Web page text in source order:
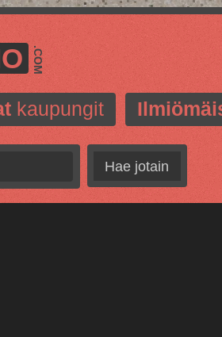
.COM
kaupungit
Hae jotain